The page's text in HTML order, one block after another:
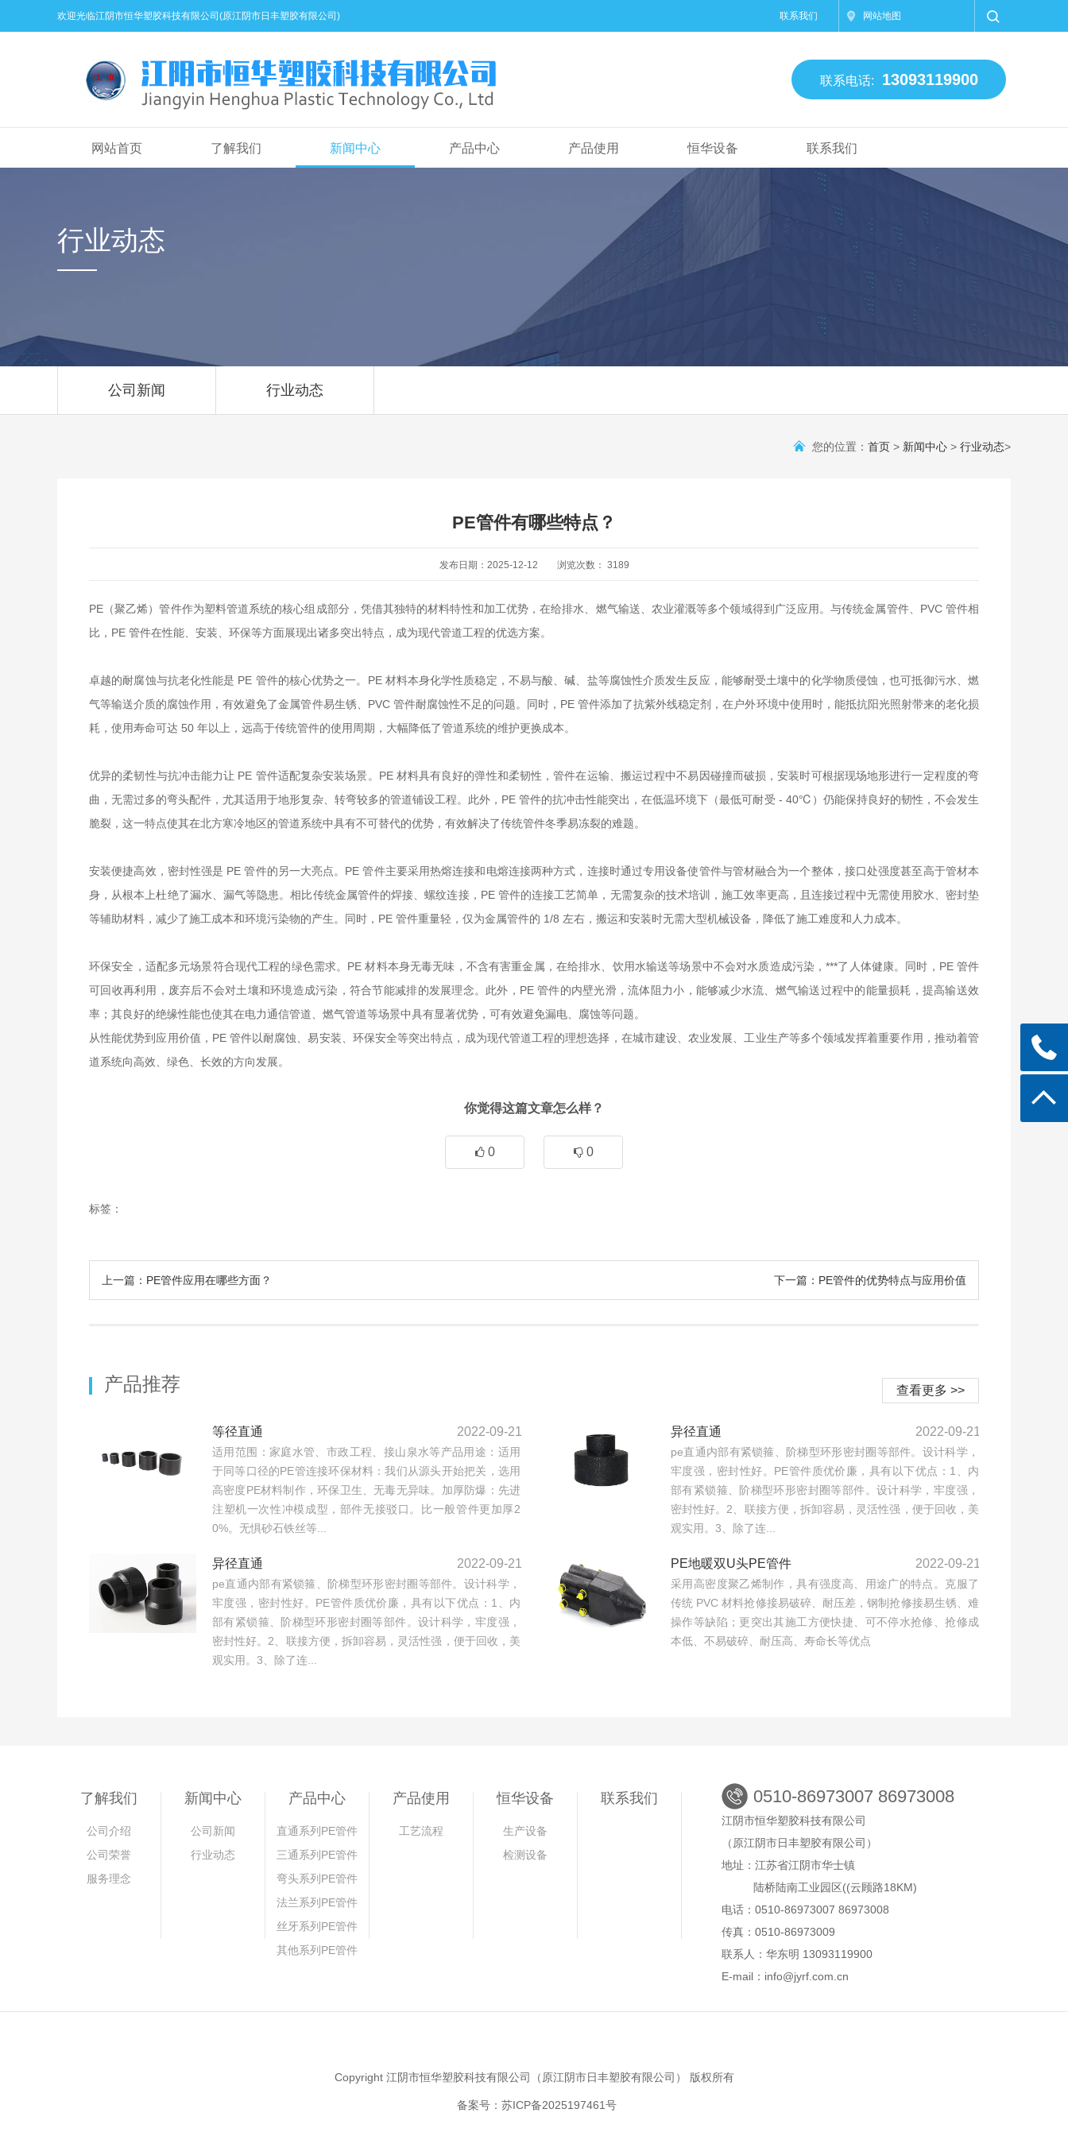
欢迎光临江阴市恒华塑胶科技有限公司(原江阴市日丰塑胶有限公司) 网站地图
联系我们
联系电话: 13093119900
网站首页 了解我们 新闻中心 产品中心 产品使用 恒华设备 联系我们
行业动态
公司新闻 行业动态
您的位置： 首页 > 新闻中心 > 行业动态>
PE管件有哪些特点？
发布日期：2025-12-12 浏览次数： 3189
PE（聚乙烯）管件作为塑料管道系统的核心组成部分，凭借其独特的材料特性和加工优势，在给排水、燃气输送、农业灌溉等多个领域得到广泛应用。与传统金属管件、PVC 管件相
比，PE 管件在性能、安装、环保等方面展现出诸多突出特点，成为现代管道工程的优选方案。
卓越的耐腐蚀与抗老化性能是 PE 管件的核心优势之一。PE 材料本身化学性质稳定，不易与酸、碱、盐等腐蚀性介质发生反应，能够耐受土壤中的化学物质侵蚀，也可抵御污水、燃
气等输送介质的腐蚀作用，有效避免了金属管件易生锈、PVC 管件耐腐蚀性不足的问题。同时，PE 管件添加了抗紫外线稳定剂，在户外环境中使用时，能抵抗阳光照射带来的老化损
耗，使用寿命可达 50 年以上，远高于传统管件的使用周期，大幅降低了管道系统的维护更换成本。
优异的柔韧性与抗冲击能力让 PE 管件适配复杂安装场景。PE 材料具有良好的弹性和柔韧性，管件在运输、搬运过程中不易因碰撞而破损，安装时可根据现场地形进行一定程度的弯
曲，无需过多的弯头配件，尤其适用于地形复杂、转弯较多的管道铺设工程。此外，PE 管件的抗冲击性能突出，在低温环境下（最低可耐受 - 40℃）仍能保持良好的韧性，不会发生
脆裂，这一特点使其在北方寒冷地区的管道系统中具有不可替代的优势，有效解决了传统管件冬季易冻裂的难题。
安装便捷高效，密封性强是 PE 管件的另一大亮点。PE 管件主要采用热熔连接和电熔连接两种方式，连接时通过专用设备使管件与管材融合为一个整体，接口处强度甚至高于管材本
身，从根本上杜绝了漏水、漏气等隐患。相比传统金属管件的焊接、螺纹连接，PE 管件的连接工艺简单，无需复杂的技术培训，施工效率更高，且连接过程中无需使用胶水、密封垫
等辅助材料，减少了施工成本和环境污染物的产生。同时，PE 管件重量轻，仅为金属管件的 1/8 左右，搬运和安装时无需大型机械设备，降低了施工难度和人力成本。
环保安全，适配多元场景符合现代工程的绿色需求。PE 材料本身无毒无味，不含有害重金属，在给排水、饮用水输送等场景中不会对水质造成污染，***了人体健康。同时，PE 管件
可回收再利用，废弃后不会对土壤和环境造成污染，符合节能减排的发展理念。此外，PE 管件的内壁光滑，流体阻力小，能够减少水流、燃气输送过程中的能量损耗，提高输送效
率；其良好的绝缘性能也使其在电力通信管道、燃气管道等场景中具有显著优势，可有效避免漏电、腐蚀等问题。
从性能优势到应用价值，PE 管件以耐腐蚀、易安装、环保安全等突出特点，成为现代管道工程的理想选择，在城市建设、农业发展、工业生产等多个领域发挥着重要作用，推动着管
道系统向高效、绿色、长效的方向发展。
你觉得这篇文章怎么样？
0 0
标签：
上一篇：PE管件应用在哪些方面？ 下一篇：PE管件的优势特点与应用价值
查看更多 >>
产品推荐
等径直通 2022-09-21
适用范围：家庭水管、市政工程、接山泉水等产品用途：适用
于同等口径的PE管连接环保材料：我们从源头开始把关，选用
高密度PE材料制作，环保卫生、无毒无异味。加厚防爆：先进
注塑机一次性冲模成型，部件无接驳口。比一般管件更加厚2
0%。无惧砂石铁丝等...
异径直通 2022-09-21
pe直通内部有紧锁箍、阶梯型环形密封圈等部件。设计科学，
牢度强，密封性好。PE管件质优价廉，具有以下优点：1、内
部有紧锁箍、阶梯型环形密封圈等部件。设计科学，牢度强，
密封性好。2、联接方便，拆卸容易，灵活性强，便于回收，美
观实用。3、除了连...
异径直通 2022-09-21
pe直通内部有紧锁箍、阶梯型环形密封圈等部件。设计科学，
牢度强，密封性好。PE管件质优价廉，具有以下优点：1、内
部有紧锁箍、阶梯型环形密封圈等部件。设计科学，牢度强，
密封性好。2、联接方便，拆卸容易，灵活性强，便于回收，美
观实用。3、除了连...
PE地暖双U头PE管件 2022-09-21
采用高密度聚乙烯制作，具有强度高、用途广的特点。克服了
传统 PVC 材料抢修接易破碎、耐压差，钢制抢修接易生锈、难
操作等缺陷；更突出其施工方便快捷、可不停水抢修、抢修成
本低、不易破碎、耐压高、寿命长等优点
了解我们
公司介绍
公司荣誉
服务理念
新闻中心
公司新闻
行业动态
产品中心
直通系列PE管件
三通系列PE管件
弯头系列PE管件
法兰系列PE管件
丝牙系列PE管件
其他系列PE管件
产品使用
工艺流程
恒华设备
生产设备
检测设备
联系我们 0510-86973007 86973008
江阴市恒华塑胶科技有限公司
（原江阴市日丰塑胶有限公司）
地址：江苏省江阴市华士镇
陆桥陆南工业园区((云顾路18KM)
电话：0510-86973007 86973008
传真：0510-86973009
联系人：华东明 13093119900
E-mail：info@jyrf.com.cn
Copyright 江阴市恒华塑胶科技有限公司（原江阴市日丰塑胶有限公司） 版权所有
备案号：苏ICP备2025197461号